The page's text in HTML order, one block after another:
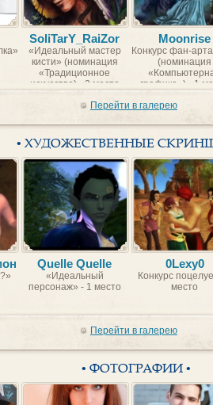
SoliTarY_RaiZor
«Идеальный мастер
кисти» (номинация
«Традиционное
искусство) - 2 место
Moonrise
Конкурс фан-
(номинация
графика») - 1
Перейти в галерею
• ХУДОЖЕСТВЕННЫЕ
Quelle Quelle
«Идеальный
персонаж» - 1 место
0Lexy0
Конкурс
место
Перейти в галерею
• ФОТОГРАФИИ •